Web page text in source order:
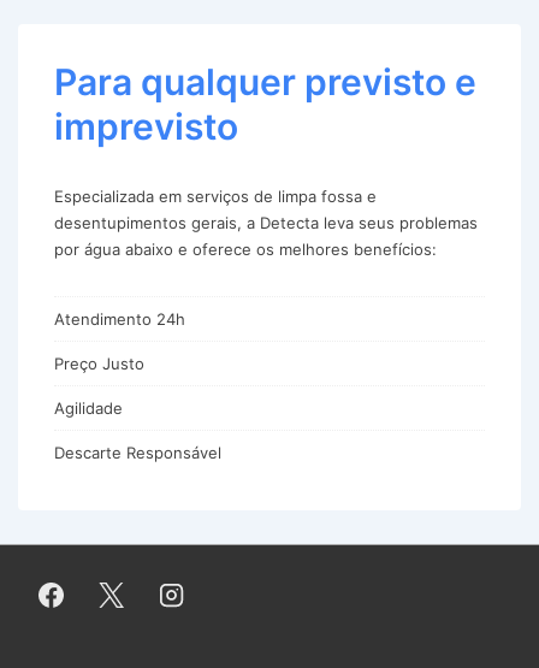
Para qualquer previsto e
imprevisto
Especializada em serviços de limpa fossa e
desentupimentos gerais, a Detecta leva seus problemas
por água abaixo e oferece os melhores benefícios:
Atendimento 24h
Preço Justo
Agilidade
Descarte Responsável